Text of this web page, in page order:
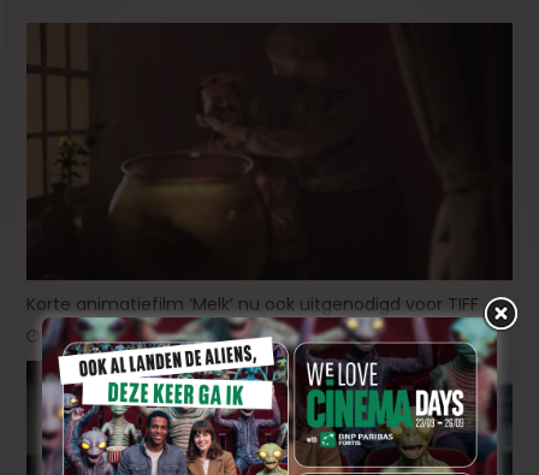
Korte animatiefilm ‘Melk’ nu ook uitgenodigd voor TIFF
1 dag ago